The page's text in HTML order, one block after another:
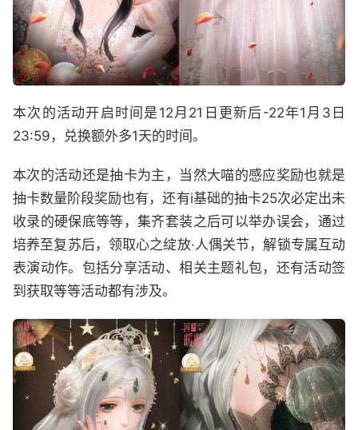
本次的活动开启时间是12月21日更新后-22年1月3日
23:59，兑换额外多1天的时间。
本次的活动还是抽卡为主，当然大喵的感应奖励也就是
抽卡数量阶段奖励也有，还有i基础的抽卡25次必定出未
收录的硬保底等等，集齐套装之后可以举办误会，通过
培养至复苏后，领取心之绽放·人偶关节，解锁专属互动
表演动作。包括分享活动、相关主题礼包，还有活动签
到获取等等活动都有涉及。